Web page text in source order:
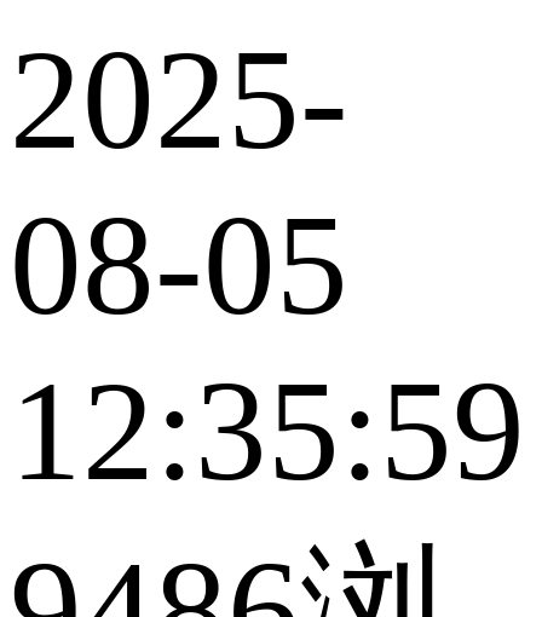
2025-
08-05
12:35:59